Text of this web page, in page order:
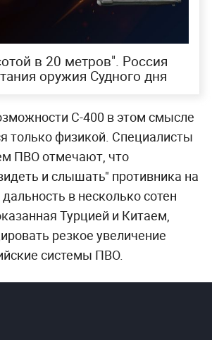
в 20 метров". Россия
оружия Судного дня
С-400 в этом смысле
только физикой. Специалисты
ПВО отмечают, что
и слышать" противника на
в несколько сотен
Турцией и Китаем,
резкое увеличение
системы ПВО.